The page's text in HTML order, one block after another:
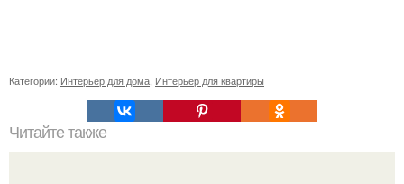
Категории: Интерьер для дома, Интерьер для квартиры
Читайте также